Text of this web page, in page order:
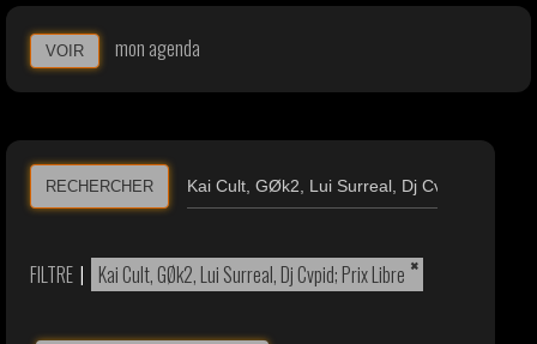
VOIR mon agenda
RECHERCHER
FILTRE | ×
Kai Cult, GØk2, Lui Surreal, Dj Cvpid; Prix Libre